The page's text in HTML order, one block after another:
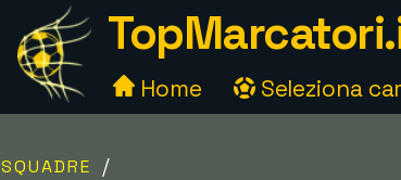
Home Seleziona
SQUADRE
/